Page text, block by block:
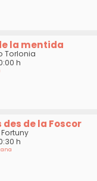
la mentida
Torlonia
h
des de la Foscor
h